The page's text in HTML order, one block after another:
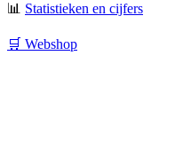
📊 Statistieken en cijfers
🛒 Webshop